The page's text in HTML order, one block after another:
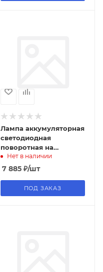
Лампа аккумуляторная
светодиодная
поворотная на
магнитеJTC /1/20
Нет в наличии
7 885₽/шт
ПОД ЗАКАЗ